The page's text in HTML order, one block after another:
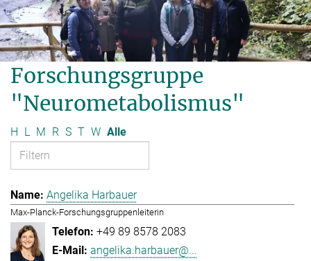
Forschungsgruppe
"Neurometabolismus"
H L M R S T W Alle
Angelika Harbauer
Max-Planck-Forschungsgruppenleiterin
+49 89 8578 2083
angelika.harbauer@...